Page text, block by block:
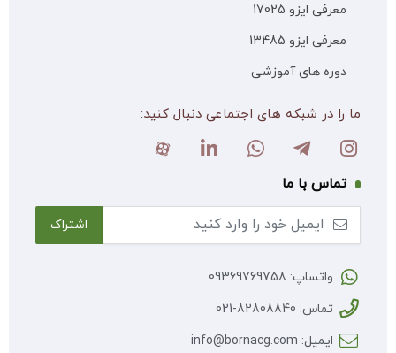
معرفی ایزو 17025
معرفی ایزو 13485
دوره های آموزشی
ما را در شبکه های اجتماعی دنبال کنید:
تماس با ما
واتساپ: 09369769758
تماس: 82808840-021
ایمیل: info@bornacg.com